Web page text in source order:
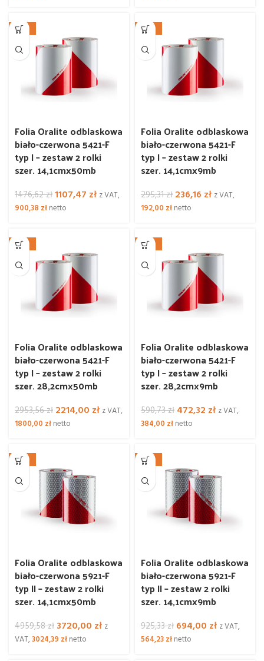
-25%
Folia Oralite odblaskowa
biało-czerwona 5421-F
typ I – zestaw 2 rolki
szer. 14,1cmx50mb
1476,62złPierwotna
cena
1107,47 złAktualna
z VAT,
900,38 złnetto
-20%
Folia Oralite odblaskowa
biało-czerwona 5421-F
typ I – zestaw 2 rolki
szer. 14,1cmx9mb
295,31zł Pierwotna
cena
236,16 złAktualna
z VAT,
192,00 złnetto
-25%
Folia Oralite odblaskowa
biało-czerwona 5421-F
typ I – zestaw 2 rolki
szer. 28,2cmx50mb
2953,56zł Pierwotna
cena
2214,00 złAktualna
z VAT,
1800,00 złnetto
-20%
Folia Oralite odblaskowa
biało-czerwona 5421-F
typ I – zestaw 2 rolki
szer. 28,2cmx9mb
590,73zł Pierwotna
cena
472,32 złAktualna
z VAT,
384,00 złnetto
-25%
Folia Oralite odblaskowa
biało-czerwona 5921-F
typ II – zestaw 2 rolki
szer. 14,1cmx50mb
4959,58zł Pierwotna
cena
3720,00 złAktualna
z
VAT,3024,39 złnetto
-25%
Folia Oralite odblaskowa
biało-czerwona 5921-F
typ II – zestaw 2 rolki
szer. 14,1cmx9mb
925,33zł Pierwotna
cena
694,00 złAktualna
z VAT,
564,23złnetto